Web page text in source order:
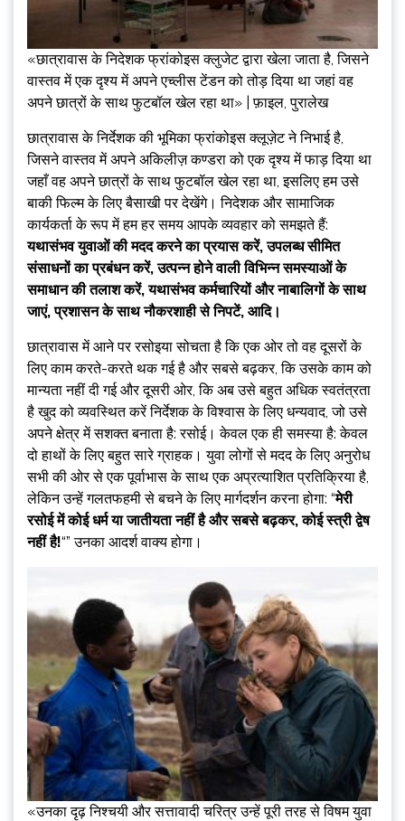
«छात्रावास के निदेशक फ्रांकोइस क्लुजेट द्वारा खेला जाता है, जिसने
वास्तव में एक दृश्य में अपने एच्लीस टेंडन को तोड़ दिया था जहां वह
अपने छात्रों के साथ फुटबॉल खेल रहा था» | फ़ाइल, पुरालेख
छात्रावास के निर्देशक की भूमिका फ्रांकोइस क्लूज़ेट ने निभाई है,
जिसने वास्तव में अपने अकिलीज़ कण्डरा को एक दृश्य में फाड़ दिया था
जहाँ वह अपने छात्रों के साथ फुटबॉल खेल रहा था, इसलिए हम उसे
बाकी फिल्म के लिए बैसाखी पर देखेंगे। निदेशक और सामाजिक
कार्यकर्ता के रूप में हम हर समय आपके व्यवहार को समझते हैं:
यथासंभव युवाओं की मदद करने का प्रयास करें, उपलब्ध सीमित
संसाधनों का प्रबंधन करें, उत्पन्न होने वाली विभिन्न समस्याओं के
समाधान की तलाश करें, यथासंभव कर्मचारियों और नाबालिगों के साथ
जाएं, प्रशासन के साथ नौकरशाही से निपटें, आदि।
छात्रावास में आने पर रसोइया सोचता है कि एक ओर तो वह दूसरों के
लिए काम करते-करते थक गई है और सबसे बढ़कर, कि उसके काम को
मान्यता नहीं दी गई और दूसरी ओर, कि अब उसे बहुत अधिक स्वतंत्रता
है खुद को व्यवस्थित करें निर्देशक के विश्वास के लिए धन्यवाद, जो उसे
अपने क्षेत्र में सशक्त बनाता है: रसोई। केवल एक ही समस्या है: केवल
दो हाथों के लिए बहुत सारे ग्राहक। युवा लोगों से मदद के लिए अनुरोध
सभी की ओर से एक पूर्वाभास के साथ एक अप्रत्याशित प्रतिक्रिया है,
लेकिन उन्हें गलतफहमी से बचने के लिए मार्गदर्शन करना होगा: “मेरी
रसोई में कोई धर्म या जातीयता नहीं है और सबसे बढ़कर, कोई स्त्री द्वेष
नहीं है!“” उनका आदर्श वाक्य होगा।
«उनका दृढ़ निश्चयी और सत्तावादी चरित्र उन्हें पूरी तरह से विषम युवा